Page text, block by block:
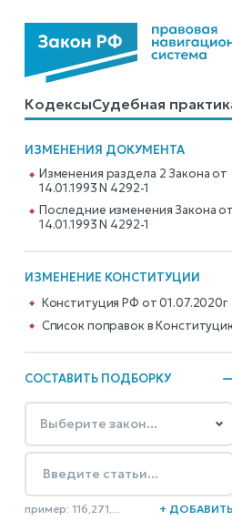
КодексыСудебная
КалькуляторыСправочные
ИЗМЕНЕНИЯ ДОКУМЕНТА
Изменения раздела 2 Закона от
14.01.1993 N 4292-1
Последние изменения Закона от
14.01.1993 N 4292-1
ИЗМЕНЕНИЕ КОНСТИТУЦИИ
Конституция РФ от 01.07.2020г
Cписок поправок в
СОСТАВИТЬ ПОДБОРКУ
пример: 116,271,... + ДОБАВИТЬ